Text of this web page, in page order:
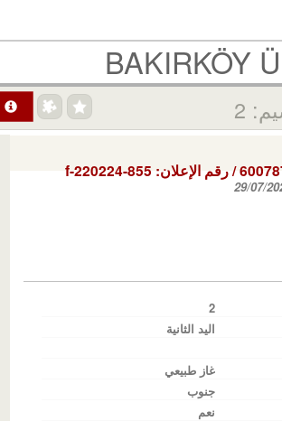
BAKIRKÖY
2
/ رقم الإعلان: f-220224-855
29/07/
2
اليد الثانية
غاز طبيعي
جنوب
نعم